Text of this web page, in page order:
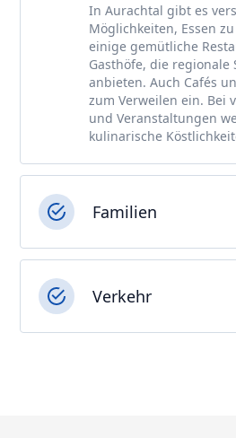
In Aurachtal gibt es
Möglichkeiten, Essen
einige gemütliche
Gasthöfe, die regionale
anbieten. Auch Cafés
zum Verweilen ein. Bei
und Veranstaltungen
kulinarische
Familien
Verkehr